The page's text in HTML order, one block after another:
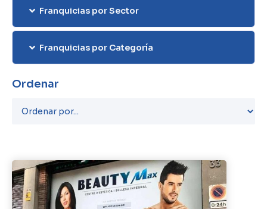
Ordenar
Franquicias por Sector
Franquicias por Categoría